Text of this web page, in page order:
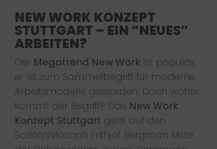
NEW WORK KONZEPT
STUTTGART – EIN “NEUES”
ARBEITEN?
Der Megatrend New Work ist populär,
er ist zum Sammelbegriff für moderne
Arbeitsmodelle geworden. Doch woher
kommt der Begriff? Das New Work
Konzept Stuttgart geht auf den
Sozialphilosoph Frithjof Bergman Mitte